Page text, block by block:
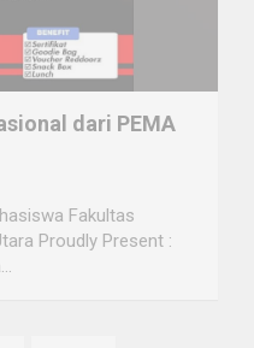
dari PEMA
Fakultas
Proudly Present :